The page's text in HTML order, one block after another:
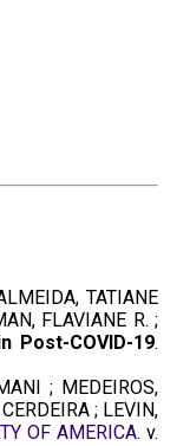
TATIANE
FLAVIANE R. ;
Post-COVID-19.
; MEDEIROS,
; LEVIN,
OF AMERICA. v.